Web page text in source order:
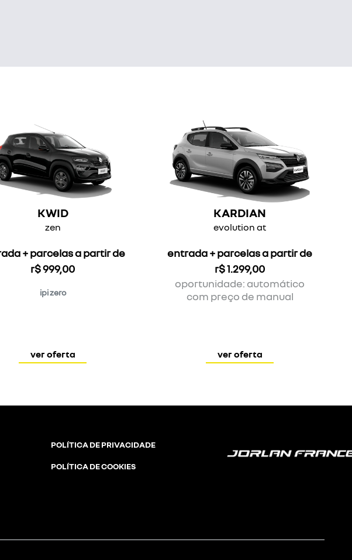
KWID
zen
+ parcelas a partir de
r$ 999,00
ipi zero
ver oferta
KARDIAN
evolution at
entrada + parcelas a partir de
r$ 1.299,00
oportunidade: automático
com preço de manual
ver oferta
POLÍTICA DE PRIVACIDADE
POLÍTICA DE COOKIES